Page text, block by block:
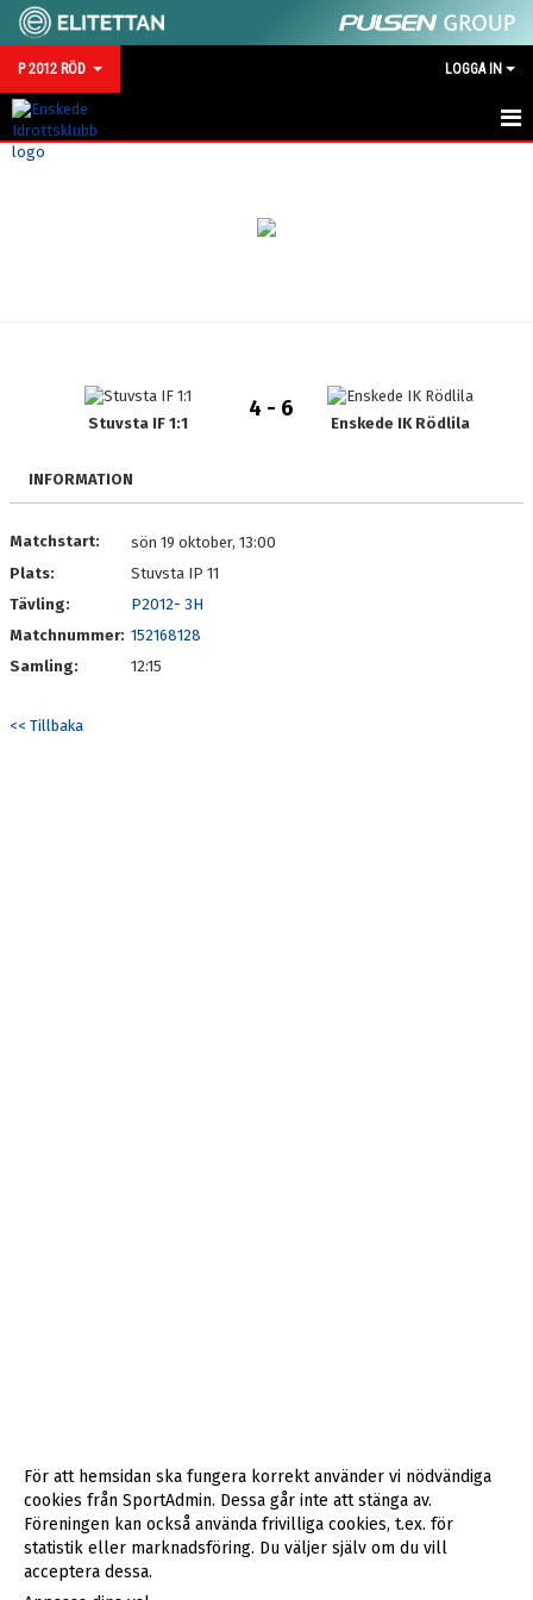
P 2012 RÖD LOGGA IN
HEM
BILDGALLERI
DOKUMENT
Stuvsta IF 1:1
4 - 6
Enskede IK Rödlila
INFORMATION
Matchstart:
sön 19 oktober, 13:00
Plats:
Stuvsta IP 11
Tävling:
P2012- 3H
Matchnummer: 152168128
Samling:
12:15
<< Tillbaka
För att hemsidan ska fungera korrekt använder vi nödvändiga
cookies från SportAdmin. Dessa går inte att stänga av.
Föreningen kan också använda frivilliga cookies, t.ex. för
statistik eller marknadsföring. Du väljer själv om du vill
acceptera dessa.